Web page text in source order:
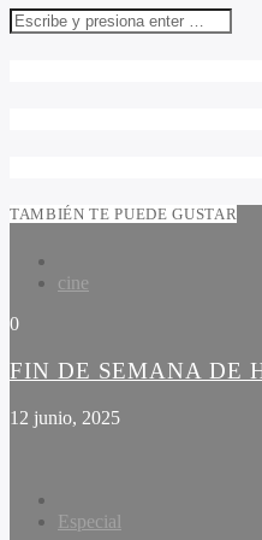
TAMBIÉN TE PUEDE GUSTAR
cine
0
FIN DE SEMANA DE
12 junio, 2025
Especial